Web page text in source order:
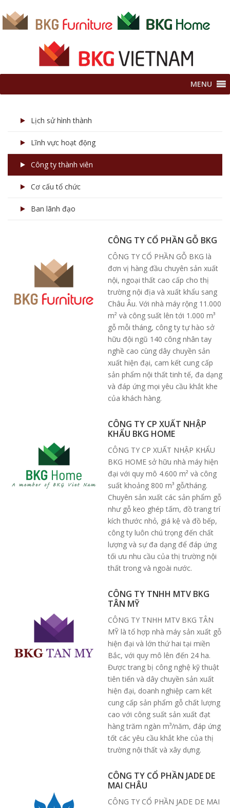
MENU
Lịch sử hình thành
Lĩnh vực hoạt động
Công ty thành viên
Cơ cấu tổ chức
Ban lãnh đạo
CÔNG TY CỔ PHẦN GỖ BKG
CÔNG TY CỔ PHẦN GỖ BKG là
đơn vị hàng đầu chuyên sản xuất
nội, ngoại thất cao cấp cho thị
trường nội địa và xuất khẩu sang
Châu Âu. Với nhà máy rộng 11.000
m² và công suất lên tới 1.000 m³
gỗ mỗi tháng, công ty tự hào sở
hữu đội ngũ 140 công nhân tay
nghề cao cùng dây chuyền sản
xuất hiện đại, cam kết cung cấp
sản phẩm nội thất tinh tế, đa dạng
và đáp ứng mọi yêu cầu khắt khe
của khách hàng.
CÔNG TY CP XUẤT NHẬP
KHẨU BKG HOME
CÔNG TY CP XUẤT NHẬP KHẨU
BKG HOME sở hữu nhà máy hiện
đại với quy mô 4.600 m² và công
suất khoảng 800 m³ gỗ/tháng.
Chuyên sản xuất các sản phẩm gỗ
như gỗ keo ghép tấm, đồ trang trí
kích thước nhỏ, giá kệ và đồ bếp,
công ty luôn chú trọng đến chất
lượng và sự đa dạng để đáp ứng
tối ưu nhu cầu của thị trường nội
thất trong và ngoài nước.
CÔNG TY TNHH MTV BKG
TÂN MỸ
CÔNG TY TNHH MTV BKG TÂN
MỸ là tổ hợp nhà máy sản xuất gỗ
hiện đại và lớn thứ hai tại miền
Bắc, với quy mô lên đến 24 ha.
Được trang bị công nghệ kỹ thuật
tiên tiến và dây chuyền sản xuất
hiện đại, doanh nghiệp cam kết
cung cấp sản phẩm gỗ chất lượng
cao với công suất sản xuất đạt
hàng trăm ngàn m³/năm, đáp ứng
tốt các yêu cầu khắt khe của thị
trường nội thất và xây dựng.
CÔNG TY CỔ PHẦN JADE DE
MAI CHÂU
CÔNG TY CỔ PHẦN JADE DE MAI